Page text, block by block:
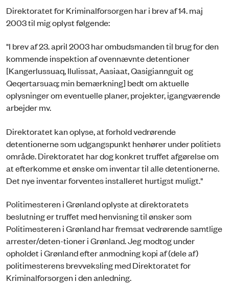
Direktoratet for Kriminalforsorgen har i brev af 14. maj
2003 til mig oplyst følgende:
"I brev af 23. april 2003 har ombudsmanden til brug for den
kommende inspektion af ovennævnte detentioner
[Kangerlussuaq, Ilulissat, Aasiaat, Qasigiannguit og
Qeqertarsuaq; min bemærkning] bedt om aktuelle
oplysninger om eventuelle planer, projekter, igangværende
arbejder mv.
Direktoratet kan oplyse, at forhold vedrørende
detentionerne som udgangspunkt henhører under politiets
område. Direktoratet har dog konkret truffet afgørelse om
at efterkomme et ønske om inventar til alle detentionerne.
Det nye inventar forventes installeret hurtigst muligt."
Politimesteren i Grønland oplyste at direktoratets
beslutning er truffet med henvisning til ønsker som
Politimesteren i Grønland har fremsat vedrørende samtlige
arrester/deten-tioner i Grønland. Jeg modtog under
opholdet i Grønland efter anmodning kopi af (dele af)
politimesterens brevveksling med Direktoratet for
Kriminalforsorgen i den anledning.